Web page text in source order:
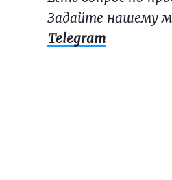
Задайте нашему
Telegram